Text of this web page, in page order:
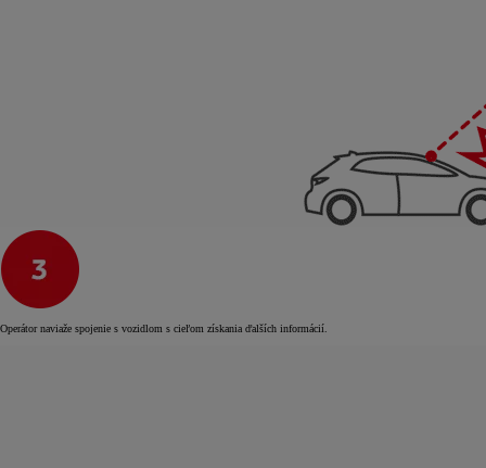
Operátor naviaže spojenie s vozidlom s cieľom získania ďalších informácií.